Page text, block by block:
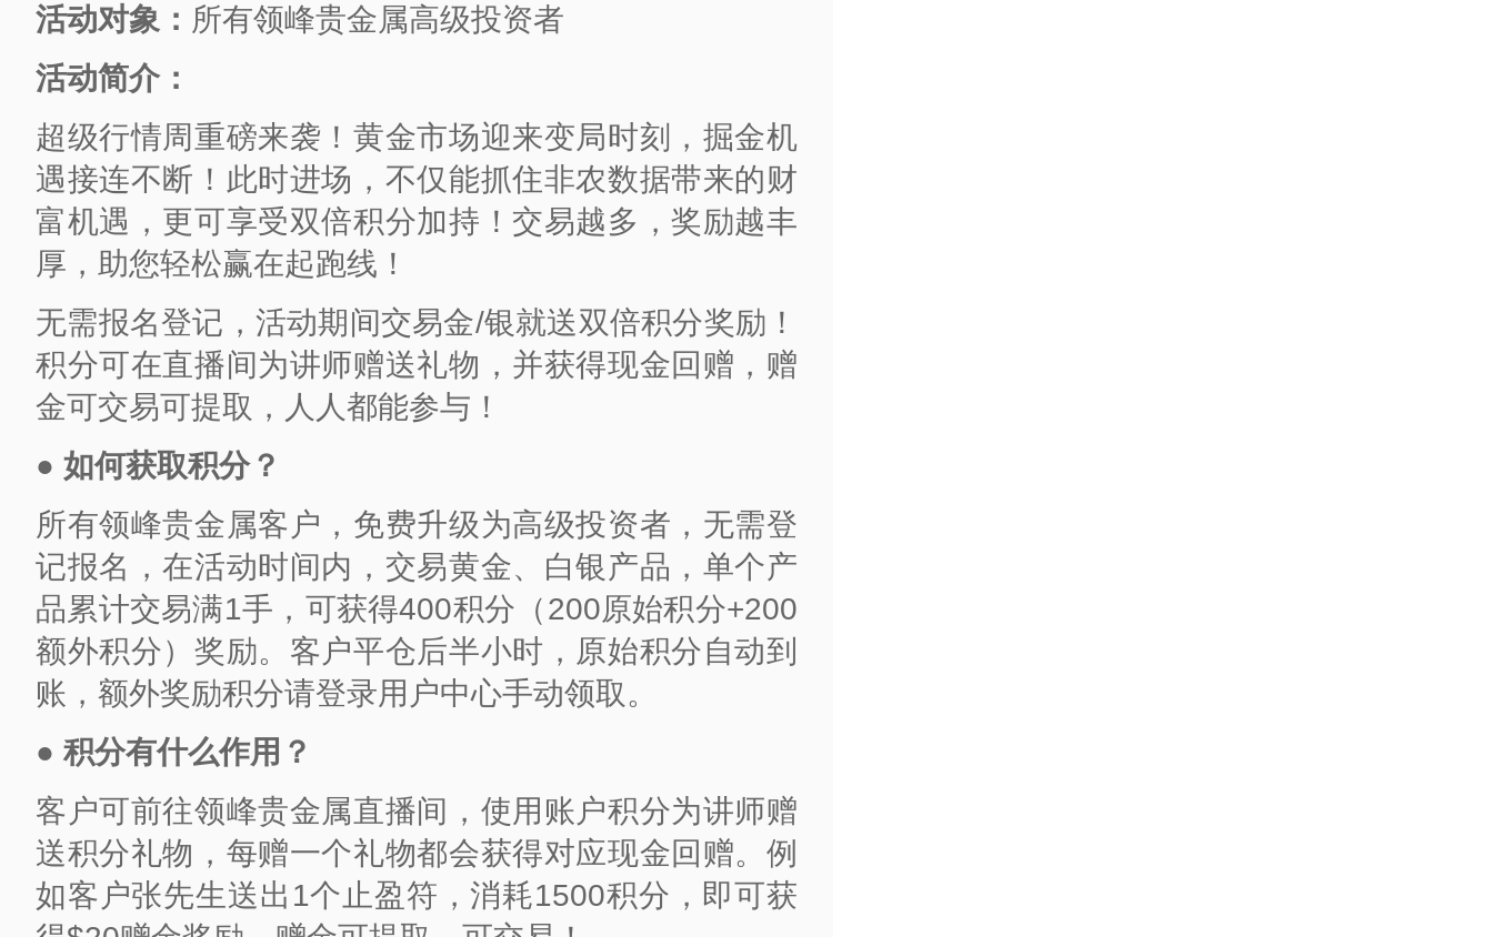
活动对象： 所有领峰贵金属高级投资者
活动简介：
超级行情周重磅来袭！黄金市场迎来变局时刻，掘金机
遇接连不断！此时进场，不仅能抓住非农数据带来的财
富机遇，更可享受双倍积分加持！交易越多，奖励越丰
厚，助您轻松赢在起跑线！
无需报名登记，活动期间交易金/银就送双倍积分奖励！
积分可在直播间为讲师赠送礼物，并获得现金回赠，赠
金可交易可提取，人人都能参与！
● 如何获取积分？
所有领峰贵金属客户，免费升级为高级投资者，无需登
记报名，在活动时间内，交易黄金、白银产品，单个产
品累计交易满1手，可获得400积分（200原始积分+200
额外积分）奖励。客户平仓后半小时，原始积分自动到
账，额外奖励积分请登录用户中心手动领取。
● 积分有什么作用？
客户可前往领峰贵金属直播间，使用账户积分为讲师赠
送积分礼物，每赠一个礼物都会获得对应现金回赠。例
如客户张先生送出1个止盈符，消耗1500积分，即可获